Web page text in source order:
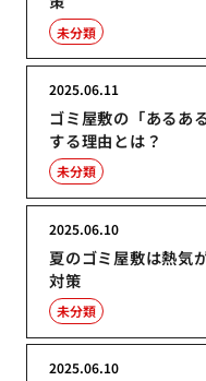
未分類
ゴミ屋敷の「あるあ
する理由とは？
2025.06.11
未分類
夏のゴミ屋敷は熱気
対策
2025.06.10
未分類
2025.06.10